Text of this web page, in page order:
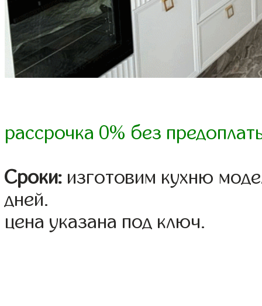
рассрочка 0% без
Сроки: изготовим кухню
дней.
цена указана под ключ.